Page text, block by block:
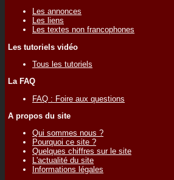
Les annonces
Les liens
Les textes non francophones
Les tutoriels vidéo
Tous les tutoriels
La FAQ
FAQ : Foire aux questions
A propos du site
Qui sommes nous ?
Pourquoi ce site ?
Quelques chiffres sur le site
L'actualité du site
Informations légales